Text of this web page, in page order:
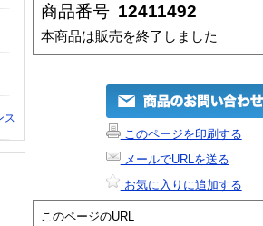
商品番号 12411492
本商品は販売を終了しました
このページを印刷する
メールでURLを送る
お気に入りに追加する
このページのURL
ス